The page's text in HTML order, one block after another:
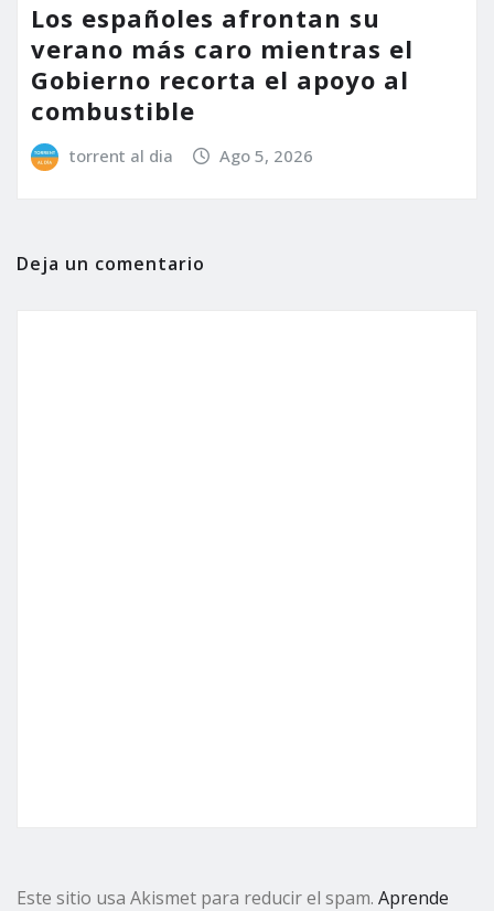
Los españoles afrontan su
verano más caro mientras el
Gobierno recorta el apoyo al
combustible
torrent al dia Ago 5, 2026
Deja un comentario
Este sitio usa Akismet para reducir el spam. Aprende